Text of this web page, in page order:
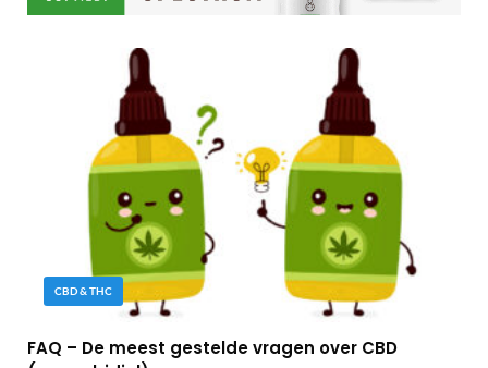
CBD & THC
FAQ – De meest gestelde vragen over CBD